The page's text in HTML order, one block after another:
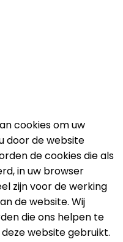
cookies om uw
door de website
de cookies die als
in uw browser
zijn voor de werking
de website. Wij
die ons helpen te
website gebruikt.